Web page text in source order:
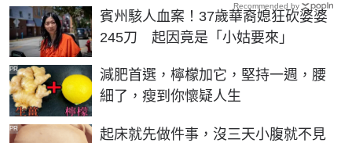
賓州駭人血案！37歲華裔媳狂砍婆婆
245刀 起因竟是「小姑要來」
減肥首選，檸檬加它，堅持一週，腰
細了，瘦到你懷疑人生
PR
起床就先做件事，沒三天小腹就不見
PR
Recommended by